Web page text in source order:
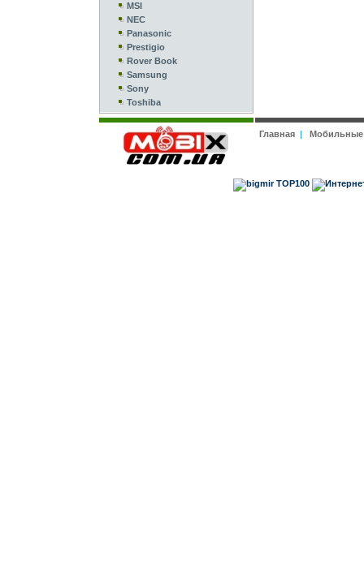
MSI
NEC
Panasonic
Prestigio
Rover Book
Samsung
Sony
Toshiba
Главная|